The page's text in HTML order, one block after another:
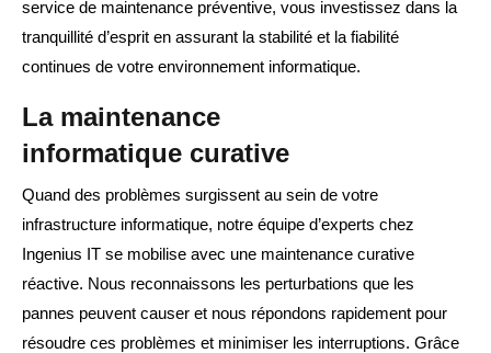
service de maintenance préventive, vous investissez dans la
tranquillité d’esprit en assurant la stabilité et la fiabilité
continues de votre environnement informatique.
La maintenance
informatique curative
Quand des problèmes surgissent au sein de votre
infrastructure informatique, notre équipe d’experts chez
Ingenius IT se mobilise avec une maintenance curative
réactive. Nous reconnaissons les perturbations que les
pannes peuvent causer et nous répondons rapidement pour
résoudre ces problèmes et minimiser les interruptions. Grâce